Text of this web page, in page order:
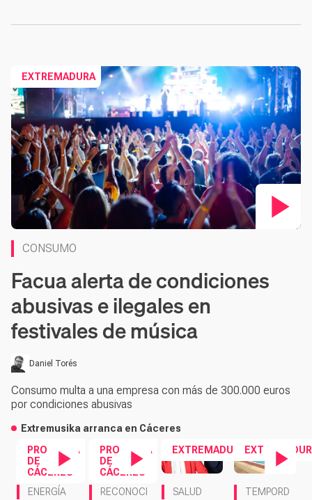
EXTREMADURA
CONSUMO
Facua alerta de condiciones
abusivas e ilegales en
festivales de música
Daniel Torés
Consumo multa a una empresa con más de 300.000 euros
por condiciones abusivas
Extremusika arranca en Cáceres
PROVINCIA
DE
CÁCERES
ENERGÍA
PROVINCIA
DE
CÁCERES
RECONOCI
EXTREMADURA
SALUD
TEMPORD